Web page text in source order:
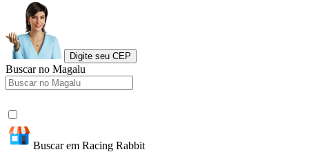
Digite seu CEP
Buscar no Magalu
Buscar em Racing Rabbit